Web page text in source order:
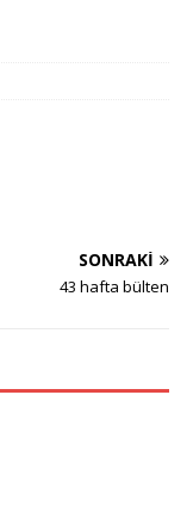
SONRAKI
43 hafta bülten